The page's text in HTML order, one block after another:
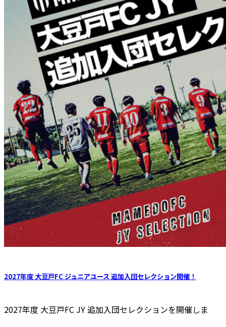
2027年度 大豆戸FC ジュニアユース 追加入団セレクション開催！
2027年度 大豆戸FC JY 追加⼊団セレクションを開催しま